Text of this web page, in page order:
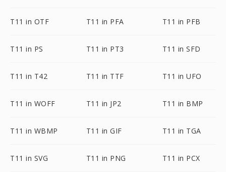
T11 in OTF T11 in PFA T11 in PFB
T11 in PS T11 in PT3 T11 in SFD
T11 in T42 T11 in TTF T11 in UFO
T11 in WOFF T11 in JP2 T11 in BMP
T11 in WBMP T11 in GIF T11 in TGA
T11 in SVG T11 in PNG T11 in PCX